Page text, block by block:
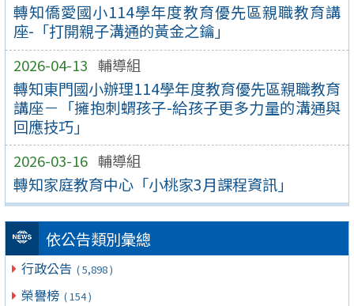
轉知僑愛國小114學年度教育優先區親職教育講
座-「打開親子溝通的黃金之鑰」
2026-04-13 輔導組
轉知東門國小辦理114學年度教育優先區親職教育
講座－「擁抱刺蝟孩子-給孩子更多力量的溝通與
回應技巧」
2026-03-16 輔導組
轉知家庭教育中心「小桃家3月課程資訊」
依公告類別彙總
行政公告 ( 5,898 )
榮譽榜 ( 154 )